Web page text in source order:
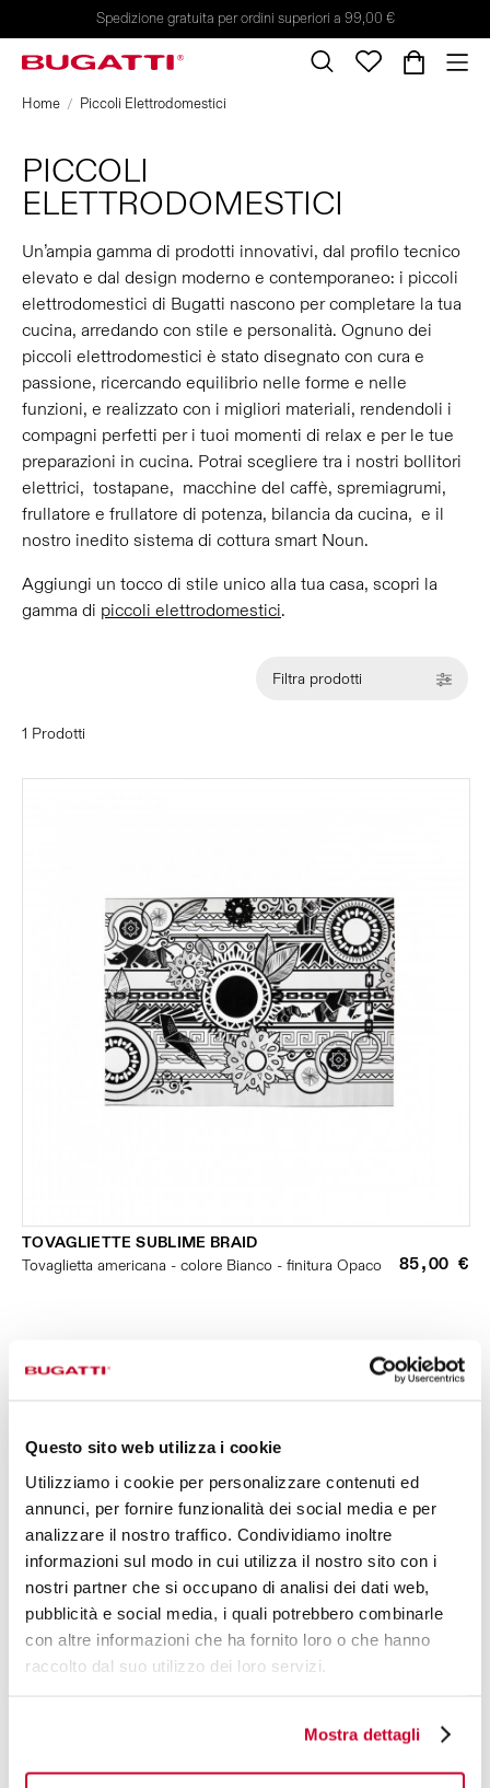
Questo sito web utilizza i cookie
Utilizziamo i cookie per personalizzare contenuti ed
annunci, per fornire funzionalità dei social media e per
analizzare il nostro traffico. Condividiamo inoltre
informazioni sul modo in cui utilizza il nostro sito con i
nostri partner che si occupano di analisi dei dati web,
pubblicità e social media, i quali potrebbero combinarle
con altre informazioni che ha fornito loro o che hanno
raccolto dal suo utilizzo dei loro servizi.
Mostra dettagli
Spedizione gratuita per ordini superiori a 99,00 €
Home Piccoli Elettrodomestici
PICCOLI
ELETTRODOMESTICI
Un’ampia gamma di prodotti innovativi, dal profilo tecnico
elevato e dal design moderno e contemporaneo: i piccoli
elettrodomestici di Bugatti nascono per completare la tua
cucina, arredando con stile e personalità. Ognuno dei
piccoli elettrodomestici è stato disegnato con cura e
passione, ricercando equilibrio nelle forme e nelle
funzioni, e realizzato con i migliori materiali, rendendoli i
compagni perfetti per i tuoi momenti di relax e per le tue
preparazioni in cucina. Potrai scegliere tra i nostri bollitori
elettrici, tostapane, macchine del caffè, spremiagrumi,
frullatore e frullatore di potenza, bilancia da cucina, e il
nostro inedito sistema di cottura smart Noun.
Aggiungi un tocco di stile unico alla tua casa, scopri la
gamma di piccoli elettrodomestici.
Filtra prodotti
1 Prodotti
TOVAGLIETTE SUBLIME BRAID
Tovaglietta americana - colore Bianco - finitura Opaco
85,00 €
PICCOLI ELETTRODOMESTICI
Bollitori Elettrici
Tostapane
Macchine del Caffè
Spremiagrumi
Frullatore
Bilancia da Cucina
Frullatore di Potenza